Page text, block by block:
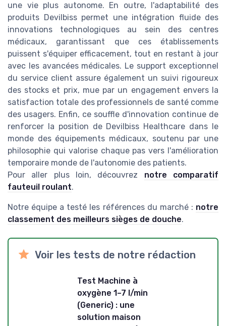
une vie plus autonome. En outre, l'adaptabilité des
produits Devilbiss permet une intégration fluide des
innovations technologiques au sein des centres
médicaux, garantissant que ces établissements
puissent s'équiper efficacement, tout en restant à jour
avec les avancées médicales. Le support exceptionnel
du service client assure également un suivi rigoureux
des stocks et prix, mue par un engagement envers la
satisfaction totale des professionnels de santé comme
des usagers. Enfin, ce souffle d'innovation continue de
renforcer la position de Devilbiss Healthcare dans le
monde des équipements médicaux, soutenu par une
philosophie qui valorise chaque pas vers l'amélioration
temporaire monde de l'autonomie des patients.
Pour aller plus loin, découvrez notre comparatif
fauteuil roulant.
Notre équipe a testé les références du marché : notre
classement des meilleurs sièges de douche.
Voir les tests de notre rédaction
Test Machine à
oxygène 1–7 l/min
(Generic) : une
solution maison